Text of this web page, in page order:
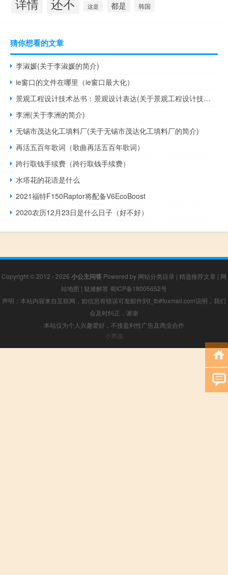
详情 这是 都是 韩国
猜你想看的文章
李淑媛(关于李淑媛的简介)
ie窗口的文件在哪里（ie窗口最大化）
景观工程设计技术丛书：景观设计表达(关于景观工程设计技术丛书：景观设计表达的简介)
李洲(关于李洲的简介)
无锡市茂达化工填料厂(关于无锡市茂达化工填料厂的简介)
再活五百年歌词（歌曲再活五百年歌词）
跨行取钱手续费（跨行取钱手续费）
水塔花的花语是什么
2021福特F150Raptor将配备V6EcoBoost
2020农历12月23日是什么日子（好不好）
Copyright © 2012 - 2026 小公主问答 Powered by 网站分类目录 | 精选推荐文章 | 网
站地图 | 疑难解答 蜀ICP备18005652号
声明：本站内容来自互联网，如信息有错误可发邮件到f_fb#foxmail.com说明，我们
会及时纠正，谢谢
本站仅为个人兴趣爱好，不接盈利性广告及商业合作
小男孩